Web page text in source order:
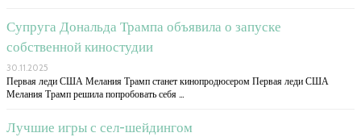
Супруга Дональда Трампа объявила о запуске
собственной киностудии
30.11.2025
Первая леди США Мелания Трамп станет кинопродюсером Первая леди США
Мелания Трамп решила попробовать себя …
Лучшие игры с сел-шейдингом